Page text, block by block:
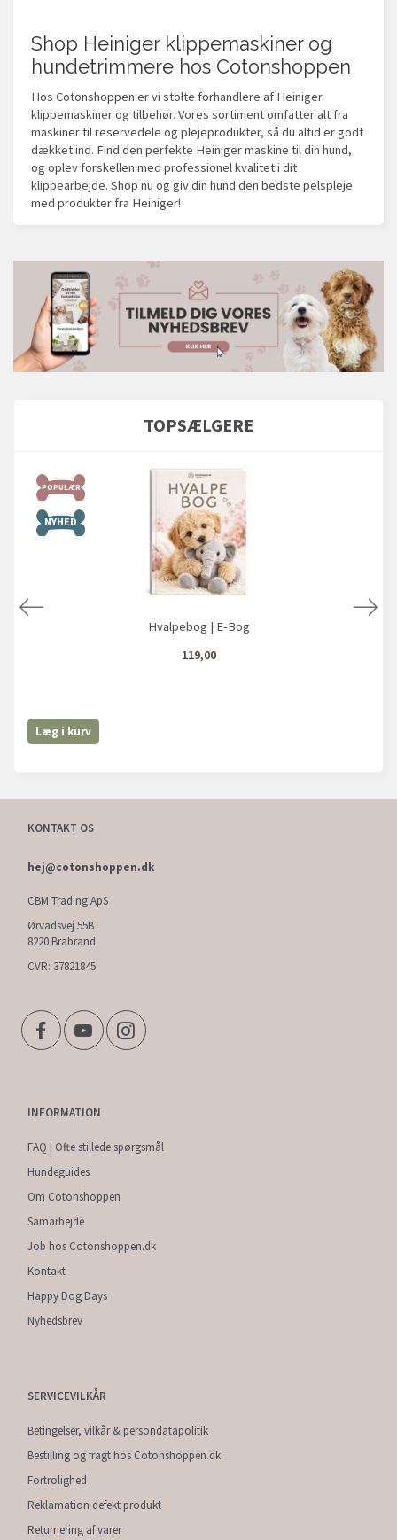
Shop Heiniger klippemaskiner og
hundetrimmere hos Cotonshoppen
Hos Cotonshoppen er vi stolte forhandlere af Heiniger
klippemaskiner og tilbehør. Vores sortiment omfatter alt fra
maskiner til reservedele og plejeprodukter, så du altid er godt
dækket ind. Find den perfekte Heiniger maskine til din hund,
og oplev forskellen med professionel kvalitet i dit
klippearbejde. Shop nu og giv din hund den bedste pelspleje
med produkter fra Heiniger!
TOPSÆLGERE
POPULÆR
NYHED
Hvalpebog | E-Bog
119,00
Læg i kurv
KONTAKT OS
hej@cotonshoppen.dk
CBM Trading ApS
Ørvadsvej 55B
8220 Brabrand
CVR: 37821845
INFORMATION
FAQ | Ofte stillede spørgsmål
Hundeguides
Om Cotonshoppen
Samarbejde
Job hos Cotonshoppen.dk
Kontakt
Happy Dog Days
Nyhedsbrev
SERVICEVILKÅR
Betingelser, vilkår & persondatapolitik
Bestilling og fragt hos Cotonshoppen.dk
Fortrolighed
Reklamation defekt produkt
Returnering af varer